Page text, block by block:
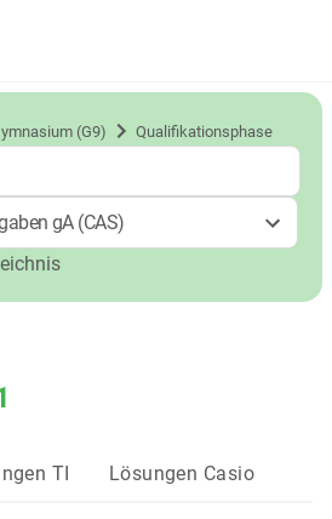
(G9) Qualifikationsphase
gA (CAS)
TI Lösungen Casio